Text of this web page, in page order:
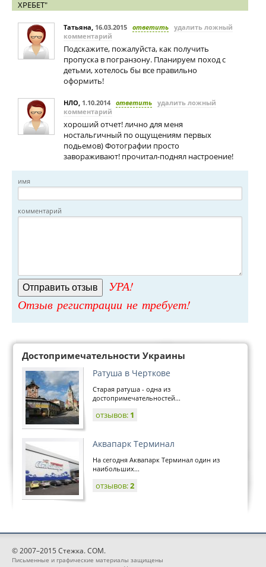
ХРЕБЕТ"
Татьяна, 16.03.2015 ответить удалить ложный
комментарий
Подскажите, пожалуйста, как получить
пропуска в погранзону. Планируем поход с
детьми, хотелось бы все правильно
оформить!
НЛО, 1.10.2014 ответить удалить ложный
комментарий
хороший отчет! лично для меня
ностальгичный по ощущениям первых
подьемов) Фотографии просто
завораживают! прочитал-поднял настроение!
имя
комментарий
УРА!
Отзыв регистрации не требует!
Достопримечательности Украины
Ратуша в Черткове
Старая ратуша - одна из
достопримечательностей...
отзывов: 1
Аквапарк Терминал
На сегодня Аквапарк Терминал один из
наибольших...
отзывов:2
© 2007–2015 Стежка. COM.
Письменные и графические материалы защищены